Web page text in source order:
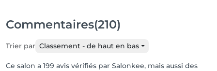
Commentaires(210)
Trier par Classement - de haut en bas
Ce salon a 199 avis vérifiés par Salonkee, mais aussi des